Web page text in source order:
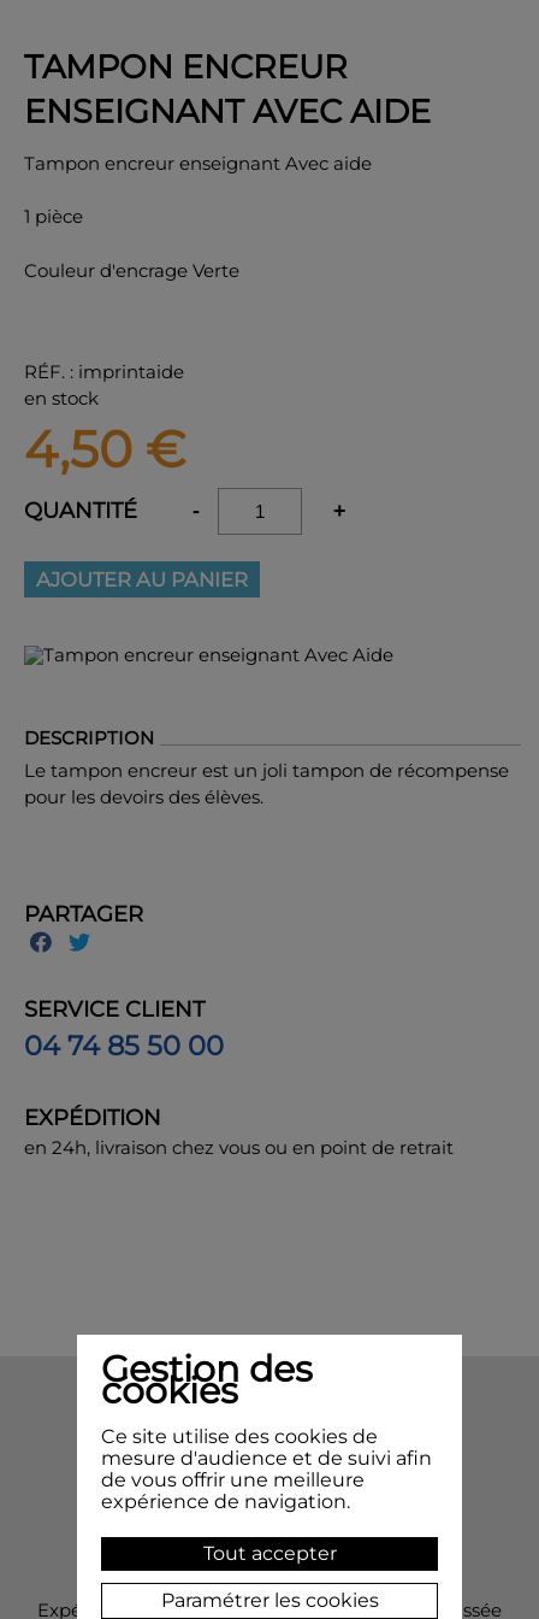
TAMPON ENCREUR
ENSEIGNANT AVEC AIDE
Tampon encreur enseignant Avec aide
1 pièce
Couleur d'encrage Verte
RÉF. : imprintaide
en stock
4,50 €
QUANTITÉ - +
AJOUTER AU PANIER
DESCRIPTION
Le tampon encreur est un joli tampon de récompense
pour les devoirs des élèves.
PARTAGER
SERVICE CLIENT
04 74 85 50 00
EXPÉDITION
en 24h, livraison chez vous ou en point de retrait
Livraison
Expédition sous 24h pour toutes commande passée
Gestion des
cookies
Ce site utilise des cookies de
mesure d'audience et de suivi afin
de vous offrir une meilleure
expérience de navigation.
Tout accepter
Paramétrer les cookies